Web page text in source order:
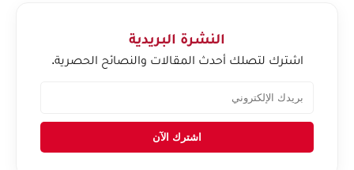
النشرة البريدية
اشترك لتصلك أحدث المقالات والنصائح الحصرية.
اشترك الآن